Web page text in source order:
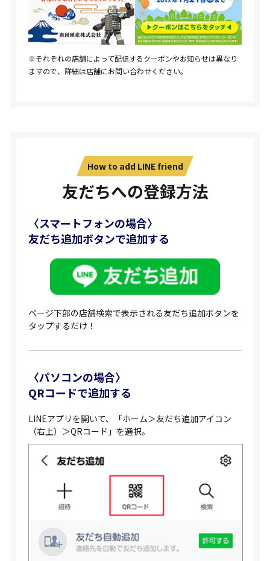
※それぞれの店舗によって配信するクーポンやお知らせは異なり
ますので、詳細は店舗にお問い合わせください。
How to add LINE friend
友だちへの登録方法
〈スマートフォンの場合〉
友だち追加ボタンで追加する
ページ下部の店舗検索で表示される友だち追加ボタンを
タップするだけ！
〈パソコンの場合〉
QRコードで追加する
LINEアプリを開いて、「ホーム＞友だち追加アイコン
（右上）＞QRコード」を選択。